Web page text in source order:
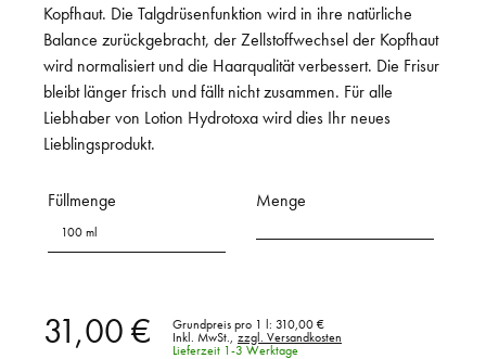
Kopfhaut. Die Talgdrüsenfunktion wird in ihre natürliche
Balance zurückgebracht, der Zellstoffwechsel der Kopfhaut
wird normalisiert und die Haarqualität verbessert. Die Frisur
bleibt länger frisch und fällt nicht zusammen. Für alle
Liebhaber von Lotion Hydrotoxa wird dies Ihr neues
Lieblingsprodukt.
Füllmenge
100 ml
Menge
31,00 € Grundpreis pro 1 l: 310,00 €
Inkl. MwSt.,
zzgl. Versandkosten
Lieferzeit 1-3 Werktage